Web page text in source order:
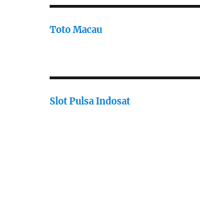
Toto Macau
Slot Pulsa Indosat